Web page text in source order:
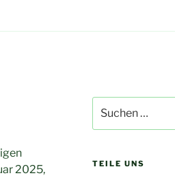
2025,
nach:
TEILE UNS